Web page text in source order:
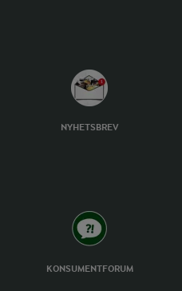
NYHETSBREV
KONSUMENTFORUM